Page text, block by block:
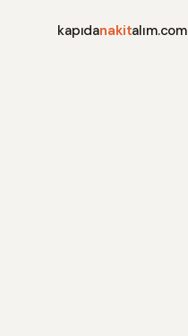
kapıdanakitalım.com